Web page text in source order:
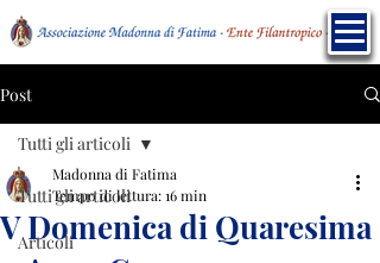
Post
Tutti gli articoli
Articoli
Tutti gli articoli
V Domenica di Quaresima
Madonna di Fatima
Tempo di lettura: 16 min